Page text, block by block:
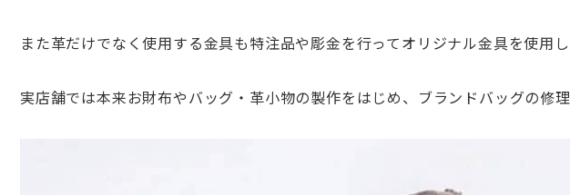
また革だけでなく使用する金具も特注品や彫金を行ってオリジナル金具を使用し
実店舗では本来お財布やバッグ・革小物の製作をはじめ、 ブランドバッグの修